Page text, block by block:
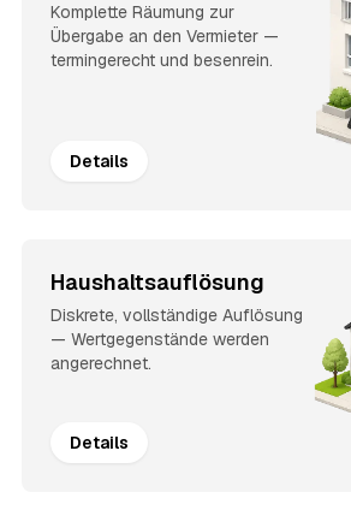
Komplette Räumung zur
Übergabe an den Vermieter —
termingerecht und besenrein.
Details
Haushaltsauflösung
Diskrete, vollständige Auflösung
— Wertgegenstände werden
angerechnet.
Details